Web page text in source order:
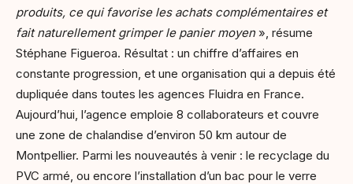
produits, ce qui favorise les achats complémentaires et
fait naturellement grimper le panier moyen », résume
Stéphane Figueroa. Résultat : un chiffre d’affaires en
constante progression, et une organisation qui a depuis été
dupliquée dans toutes les agences Fluidra en France.
Aujourd’hui, l’agence emploie 8 collaborateurs et couvre
une zone de chalandise d’environ 50 km autour de
Montpellier. Parmi les nouveautés à venir : le recyclage du
PVC armé, ou encore l’installation d’un bac pour le verre